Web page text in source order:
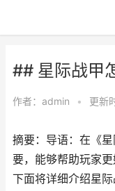
## 星际战甲
作者： admin • 更新
摘要：导语：在《
要，能够帮助玩家更
下面将详细介绍星